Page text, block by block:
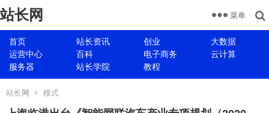
站长网
首页 站长资讯 创业
大数据
运营中心
百科 电子商务
云计算
服务器
站长学院 教程
菜单
站长网 模式